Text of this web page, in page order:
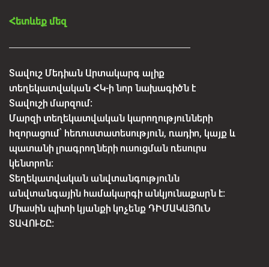
Հետևեք մեզ
Տավուշ Մեդիան Արտակարգ ալիք
տեղեկատվական ՀԿ-ի նոր նախագիծն է
Տավուշի մարզում:
Մարզի տեղեկատվական կարողությունների
հզորացում՝ հեռուստատեսություն, ռադիո, կայք և
պատանի լրագրողների ուսուցման ռեսուրս
կենտրոն:
Տեղեկատվական անվտանգությունն
անվտանգային համակարգի անկյունաքարն է:
Միասին պիտի կյանքի կոչենք ԴԻՄԱԿԱՅՈւՆ
ՏԱՎՈՒՇԸ: